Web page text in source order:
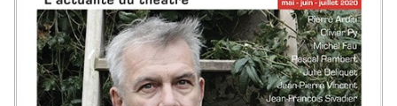
Critiques
Agenda
Kiosque